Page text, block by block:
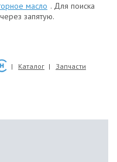
масло . Для поиска
запятую.
Каталог Запчасти